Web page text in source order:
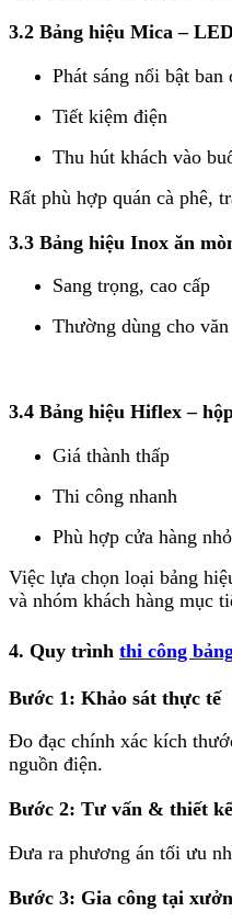
3.2 Bảng hiệu Mica – LED
Phát sáng nổi bật ban
Tiết kiệm điện
Thu hút khách vào
Rất phù hợp quán cà phê,
3.3 Bảng hiệu Inox ăn
Sang trọng, cao cấp
Thường dùng cho
3.4 Bảng hiệu Hiflex –
Giá thành thấp
Thi công nhanh
Phù hợp cửa hàng nhỏ
Việc lựa chọn loại bảng
và nhóm khách hàng mục
4. Quy trình thi công
Bước 1: Khảo sát thực tế
Đo đạc chính xác kích
nguồn điện.
Bước 2: Tư vấn & thiết kế
Đưa ra phương án tối ưu
Bước 3: Gia công tại